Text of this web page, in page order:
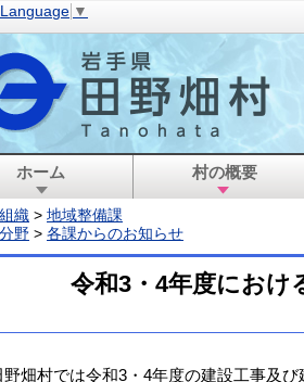
▼
ホーム 村の概要
組織 > 地域整備課
分野 > 各課からのお知らせ
令和3・4年度におけ
畑村では令和3・4年度の建設工事及び